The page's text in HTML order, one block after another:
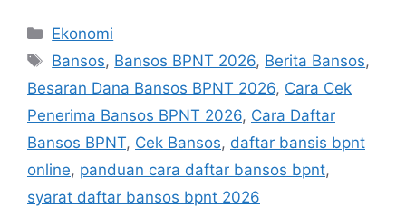
Kategori
Ekonomi
Tag
Bansos, Bansos BPNT 2026, Berita Bansos,
Besaran Dana Bansos BPNT 2026, Cara Cek
Penerima Bansos BPNT 2026, Cara Daftar
Bansos BPNT, Cek Bansos, daftar bansis bpnt
online, panduan cara daftar bansos bpnt,
syarat daftar bansos bpnt 2026